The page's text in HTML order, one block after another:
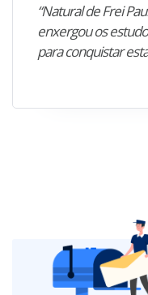
“Natural de Frei
enxergou os
para conquistar